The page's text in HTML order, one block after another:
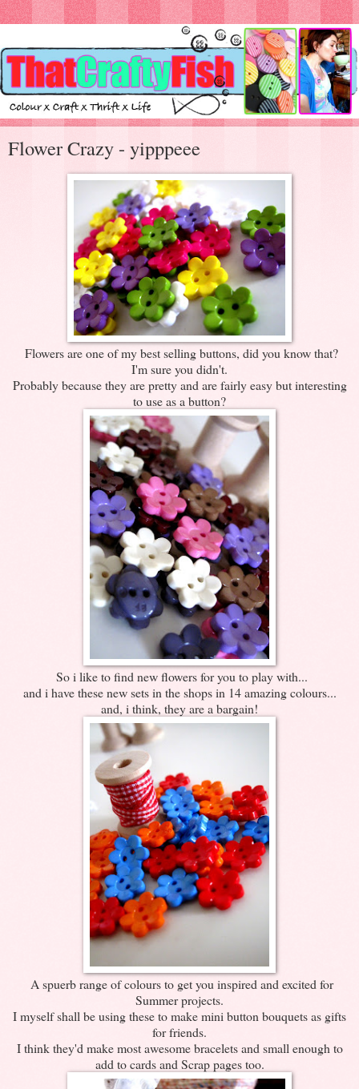
Flower Crazy - yipppeee
Flowers are one of my best selling buttons, did you know that?
I'm sure you didn't.
Probably because they are pretty and are fairly easy but interesting
to use as a button?
So i like to find new flowers for you to play with...
and i have these new sets in the shops in 14 amazing colours...
and, i think, they are a bargain!
A spuerb range of colours to get you inspired and excited for
Summer projects.
I myself shall be using these to make mini button bouquets as gifts
for friends.
I think they'd make most awesome bracelets and small enough to
add to cards and Scrap pages too.